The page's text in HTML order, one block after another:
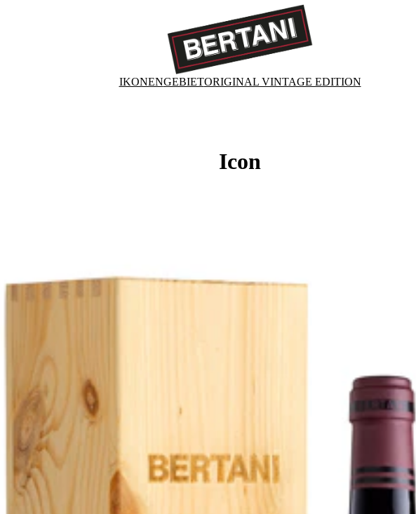
IKONENGEBIETORIGINAL VINTAGE EDITION
Icon